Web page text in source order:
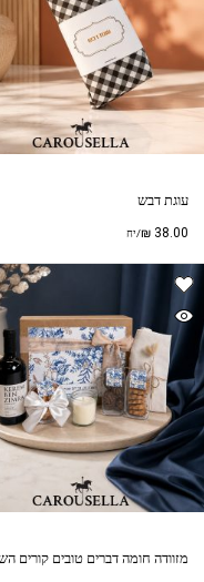
עוגת דבש
₪ 38.00 /יח
מזוודה חומה דברים טובים קורים